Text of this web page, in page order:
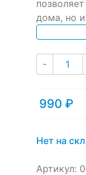
customer
ratings
дома, но
-
990 ₽
Нет на
Артикул: